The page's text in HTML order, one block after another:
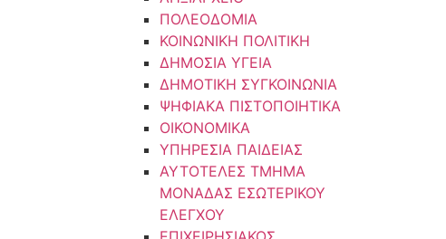
ΠΟΛΕΟΔΟΜΙΑ
ΚΟΙΝΩΝΙΚΗ ΠΟΛΙΤΙΚΗ
ΔΗΜΟΣΙΑ ΥΓΕΙΑ
ΔΗΜΟΤΙΚΗ ΣΥΓΚΟΙΝΩΝΙΑ
ΨΗΦΙΑΚΑ ΠΙΣΤΟΠΟΙΗΤΙΚΑ
ΟΙΚΟΝΟΜΙΚΑ
ΥΠΗΡΕΣΙΑ ΠΑΙΔΕΙΑΣ
ΑΥΤΟΤΕΛΕΣ ΤΜΗΜΑ
ΜΟΝΑΔΑΣ ΕΣΩΤΕΡΙΚΟΥ
ΕΛΕΓΧΟΥ